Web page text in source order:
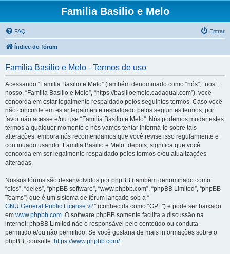
Familia Basilio e Melo
FAQ Entrar
Índice do fórum
Familia Basilio e Melo - Termos de uso
Acessando “Familia Basilio e Melo” (também denominado como “nós”, “nos”,
nosso, “Familia Basilio e Melo”, “https://basilioemelo.cadaqual.com”), você
concorda em estar legalmente respaldado pelos seguintes termos. Caso você
não concorde em estar legalmente respaldado pelos seguintes termos, por
favor não acesse e/ou use “Familia Basilio e Melo”. Nós podemos mudar estes
termos a qualquer momento e nós vamos tentar informá-lo sobre tais
alterações, embora nós recomendamos que você revise isso regularmente e
continuado usando “Familia Basilio e Melo” depois, significa que você
concorda em ser legalmente respaldado pelos termos e/ou atualizações
alteradas.
Nossos fóruns são desenvolvidos por phpBB (também denominado como
“eles”, “deles”, “phpBB software”, “www.phpbb.com”, “phpBB Limited”, “phpBB
Teams”) que é um sistema de fórum lançado sob a “
GNU General Public License v2” (conhecida como “GPL”) e pode ser baixado
em www.phpbb.com. O software phpBB somente facilita a discussão na
internet; phpBB Limited não é responsável pelo conteúdo ou conduta
permitido e/ou não permitido. Se você gostaria de mais informações sobre o
phpBB, consulte: https://www.phpbb.com/.